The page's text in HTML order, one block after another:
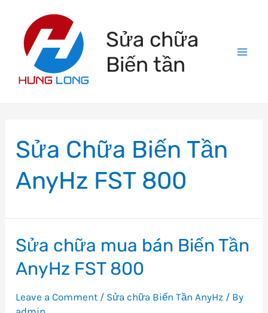
content
Sửa chữa
Biến tần
Sửa Chữa Biến Tần
AnyHz FST 800
Sửa chữa mua bán Biến Tần
AnyHz FST 800
Leave a Comment / Sửa chữa Biến Tần AnyHz / By